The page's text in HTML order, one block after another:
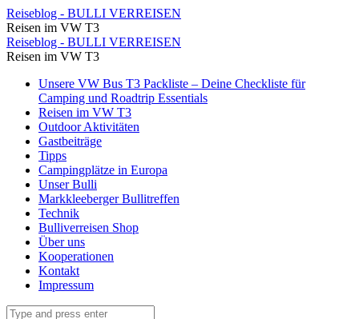
Flora
und
Katrin
gehen
erste
mal
baden.
Reiseblog
BULLI
VERREISEN
Reiseblog - BULLI VERREISEN
Reisen im VW T3
Flora
und
Katrin
gehen
das
erste
mal
baden.
Reiseblog
BULLI
VERREISEN
Reiseblog - BULLI VERREISEN
Reisen im VW T3
Skip
content
Unsere VW Bus T3 Packliste – Deine Checkliste für
Camping und Roadtrip Essentials
Reisen im VW T3
Outdoor Aktivitäten
Gastbeiträge
Tipps
Campingplätze in Europa
Unser Bulli
Markkleeberger Bullitreffen
Technik
Bulliverreisen Shop
Über uns
Kooperationen
Kontakt
Impressum
Search